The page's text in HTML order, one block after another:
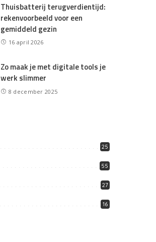
Thuisbatterij terugverdientijd:
rekenvoorbeeld voor een
gemiddeld gezin
16 april 2026
Zo maak je met digitale tools je
werk slimmer
8 december 2025
25
55
27
16